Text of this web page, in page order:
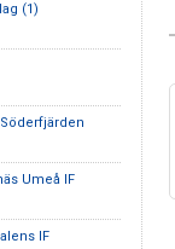
(1)
Umeå IF
IF